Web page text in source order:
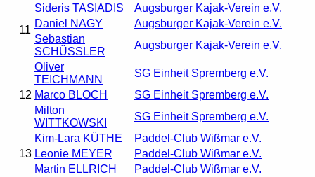
11
Sideris TASIADIS
Augsburger Kajak-Verein e.V.
Daniel NAGY
Augsburger Kajak-Verein e.V.
Sebastian
SCHÜSSLER
Augsburger Kajak-Verein e.V.
12
Oliver
TEICHMANN
SG Einheit Spremberg e.V.
Marco BLOCH
SG Einheit Spremberg e.V.
Milton
WITTKOWSKI
SG Einheit Spremberg e.V.
13
Kim-Lara KÜTHE
Paddel-Club Wißmar e.V.
Leonie MEYER
Paddel-Club Wißmar e.V.
Martin ELLRICH
Paddel-Club Wißmar e.V.